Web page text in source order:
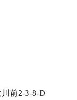
前2-3-8-D